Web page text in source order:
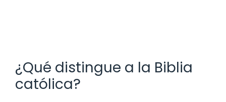
¿Qué distingue a la Biblia
católica?